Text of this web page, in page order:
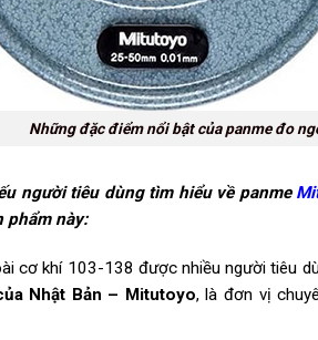
Những đặc điểm nổi bật của panme đo
người tiêu dùng tìm hiểu về panme
phẩm này:
cơ khí 103-138 được nhiều người tiêu
Nhật Bản – Mitutoyo, là đơn vị